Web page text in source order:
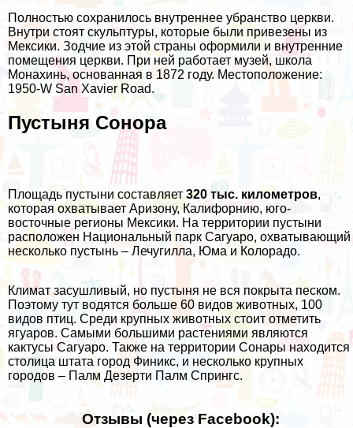
Полностью сохранилось внутреннее убранство церкви.
Внутри стоят скульптуры, которые были привезены из
Мексики. Зодчие из этой страны оформили и внутренние
помещения церкви. При ней работает музей, школа
Монахинь, основанная в 1872 году. Местоположение:
1950-W San Xavier Road.
Пустыня Сонора
Площадь пустыни составляет320 тыс. километров,
которая охватывает Аризону, Калифорнию, юго-
восточные регионы Мексики. На территории пустыни
расположен Национальный парк Сагуаро, охватывающий
несколько пустынь – Лечугилла, Юма и Колорадо.
Климат засушливый, но пустыня не вся покрыта песком.
Поэтому тут водятся больше 60 видов животных, 100
видов птиц. Среди крупных животных стоит отметить
ягуаров. Самыми большими растениями являются
кактусы Сагуаро. Также на территории Сонары находится
столица штата город Финикс, и несколько крупных
городов – Палм Дезерти Палм Спрингс.
Отзывы (через Facebook):